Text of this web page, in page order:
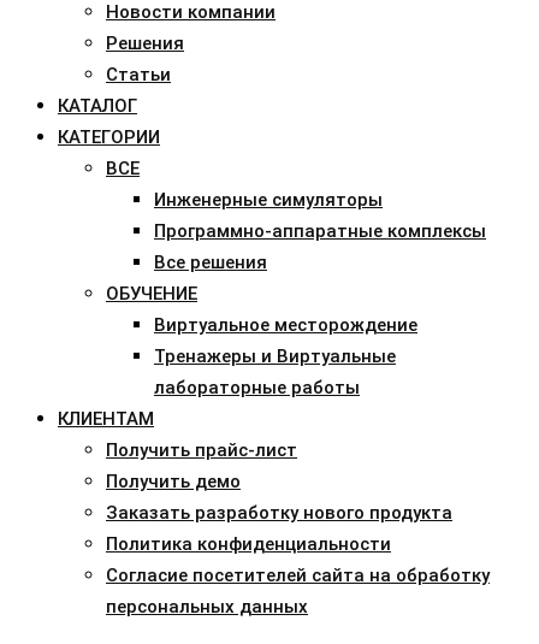
Новости компании
Решения
Статьи
КАТАЛОГ
КАТЕГОРИИ
ВСЕ
Инженерные симуляторы
Программно-аппаратные комплексы
Все решения
ОБУЧЕНИЕ
Виртуальное месторождение
Тренажеры и Виртуальные
лабораторные работы
КЛИЕНТАМ
Получить прайс-лист
Получить демо
Заказать разработку нового продукта
Политика конфиденциальности
Согласие посетителей сайта на обработку
персональных данных